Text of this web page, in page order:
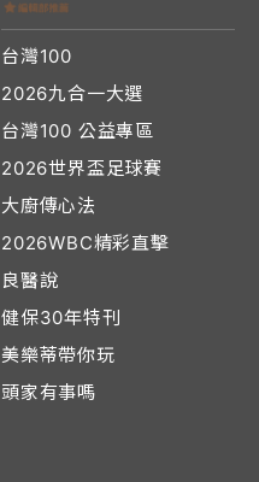
台灣100
2026九合一大選
台灣100 公益專區
2026世界盃足球賽
大廚傳心法
2026WBC精彩直擊
良醫說
健保30年特刊
美樂蒂帶你玩
頭家有事嗎